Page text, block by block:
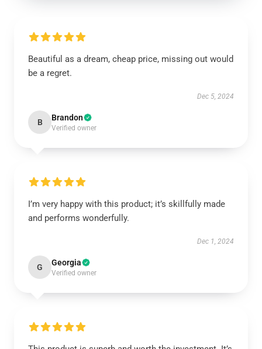
Beautiful as a dream, cheap price, missing out would
be a regret.
Dec 5, 2024
B Brandon
Verified owner
I’m very happy with this product; it’s skillfully made
and performs wonderfully.
Dec 1, 2024
G Georgia
Verified owner